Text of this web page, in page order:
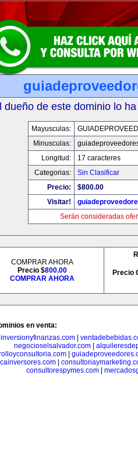
dueño de este dominio lo
Mayusculas:
Minusculas:
Longitud:
17 caracteres
Categorias:
Sin Clasificar
Precio:
$800.00
Visitar!
Serán consideradas
COMPRAR AHORA
Precio $800.00
COMPRAR AHORA
Precio
en venta:
inversionyfinanzas.com|
negocioselsalvador.com|
|
consultorespymes.com|